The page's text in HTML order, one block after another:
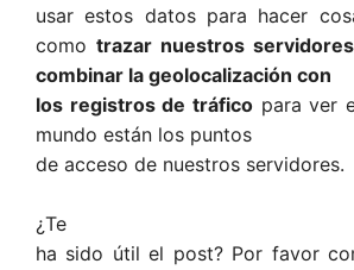
usar estos datos para hacer
como trazar nuestros
combinar la geolocalización con
los registros de tráfico para ver
mundo están los puntos
de acceso de nuestros servidores.
¿Te
ha sido útil el post? Por favor